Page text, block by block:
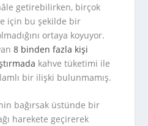
getirebilirken, birçok
için bu şekilde bir
ortaya koyuyor.
8 binden fazla kişi
kahve tüketimi ile
bir ilişki bulunmamış.
bağırsak üstünde bir
harekete geçirerek